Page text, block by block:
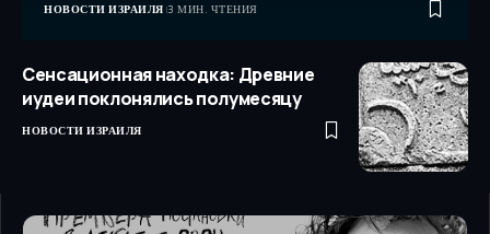
НОВОСТИ ИЗРАИЛЯ 3 МИН. ЧТЕНИЯ
Сенсационная находка: Древние
иудеи поклонялись полумесяцу
НОВОСТИ ИЗРАИЛЯ